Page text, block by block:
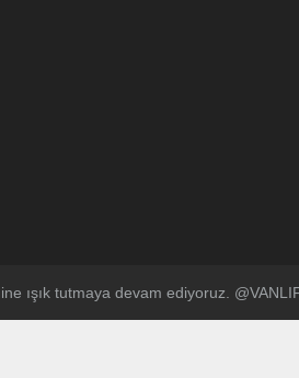
ışık tutmaya devam ediyoruz.